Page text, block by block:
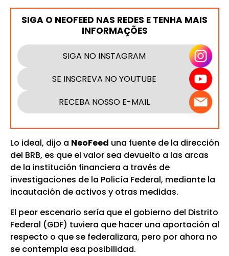
SIGA O NEOFEED NAS REDES E TENHA MAIS
INFORMAÇÕES
SIGA NO INSTAGRAM
SE INSCREVA NO YOUTUBE
RECEBA NOSSO E-MAIL
Lo ideal, dijo a NeoFeed una fuente de la dirección
del BRB, es que el valor sea devuelto a las arcas
de la institución financiera a través de
investigaciones de la Policía Federal, mediante la
incautación de activos y otras medidas.
El peor escenario sería que el gobierno del Distrito
Federal (GDF) tuviera que hacer una aportación al
respecto o que se federalizara, pero por ahora no
se contempla esa posibilidad.